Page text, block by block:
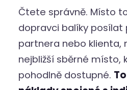
Čtete správně. Místo
dopravci balíky posílat
partnera nebo klienta,
nejbližší sběrné místo,
pohodlně dostupné.